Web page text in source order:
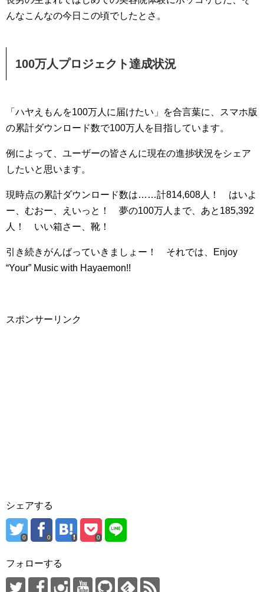
んなこんなの今日この頃でしたとさ。
100万人プロジェクト達成状況
「ハヤえもんを100万人に届けたい」を合言葉に、スマホ版
の累計ダウンロード数で100万人を目指しています。
例によって、ユーザーの皆さんに現在の進捗状況をシェア
したいと思います。
現時点の累計ダウンロード数は……計814,608人！ はいよ
ー、むおー、えいっと！ 夢の100万人まで、あと185,392
人！ いい箱さー、靴！
引き続きがんばっていきましょー！ それでは、Enjoy
“Your” Music with Hayaemon!!
スポンサーリンク
シェアする
0 0 0
フォローする